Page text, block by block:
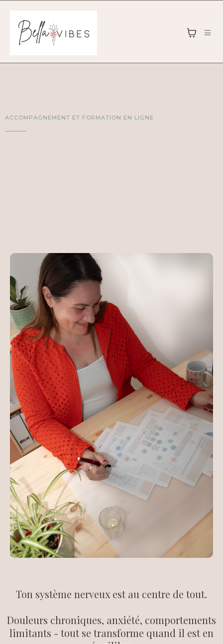
ACCOMPAGNEMENT ET FORMATION EN LIGNE
Ton système nerveux est au centre de tout.
Douleurs chroniques, anxiété, comportements
limitants - tout se transforme quand il est en